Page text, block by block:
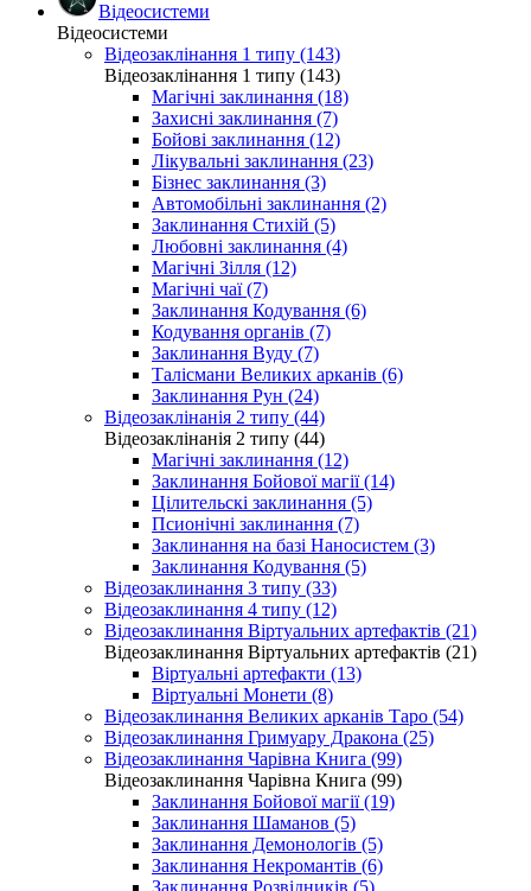
Відеосистеми
Відеосистеми
Відеозаклінання 1 типу (143)
Відеозаклінання 1 типу (143)
Магічні заклинання (18)
Захисні заклинання (7)
Бойові заклинання (12)
Лікувальні заклинання (23)
Бізнес заклинання (3)
Автомобільні заклинання (2)
Заклинання Стихій (5)
Любовні заклинання (4)
Магічні Зілля (12)
Магічні чаї (7)
Заклинання Кодування (6)
Кодування органів (7)
Заклинання Вуду (7)
Талісмани Великих арканів (6)
Заклинання Рун (24)
Відеозаклінанія 2 типу (44)
Відеозаклінанія 2 типу (44)
Магічні заклинання (12)
Заклинання Бойової магії (14)
Цілительскі заклинання (5)
Псионічні заклинання (7)
Заклинання на базі Наносистем (3)
Заклинання Кодування (5)
Відеозаклинання 3 типу (33)
Відеозаклинання 4 типу (12)
Відеозаклинання Віртуальних артефактів (21)
Відеозаклинання Віртуальних артефактів (21)
Віртуальні артефакти (13)
Віртуальні Монети (8)
Відеозаклинання Великих арканів Таро (54)
Відеозаклинання Гримуару Дракона (25)
Відеозаклинання Чарівна Книга (99)
Відеозаклинання Чарівна Книга (99)
Заклинання Бойової магії (19)
Заклинання Шаманов (5)
Заклинання Демонологів (5)
Заклинання Некромантів (6)
Заклинання Розвідників (5)